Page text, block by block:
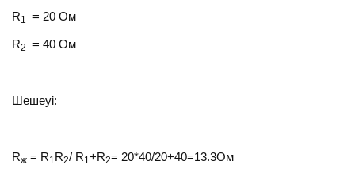
R1 = 20 Ом
R2 = 40 Ом
Шешеуі:
Rж = R1R2/ R1+R2= 20*40/20+40=13.3Ом